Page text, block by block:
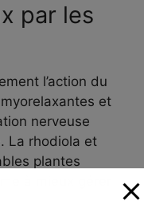
par les
l’action du
et
nerveuse
La rhodiola et
plantes